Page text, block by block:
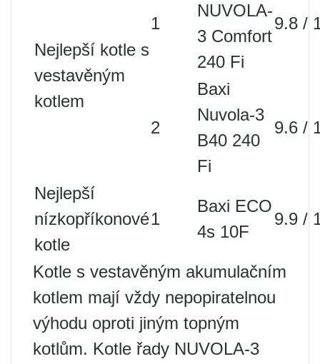
Nejlepší kotle s
vestavěným
kotlem
1
NUVOLA-
3 Comfort
240 Fi
9.8 /
2
Baxi
Nuvola-3
B40 240
Fi
9.6 /
Nejlepší
nízkopříkonové
kotle
1
Baxi ECO
4s 10F
9.9 /
Kotle s vestavěným akumulačním
kotlem mají vždy nepopiratelnou
výhodu oproti jiným topným
kotlům. Kotle řady NUVOLA-3